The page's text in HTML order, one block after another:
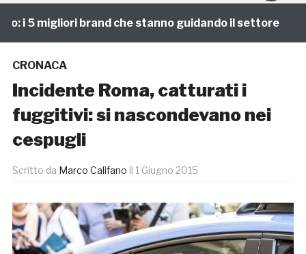
i 5 migliori brand che stanno guidando il settore
CRONACA
Incidente Roma, catturati i
fuggitivi: si nascondevano nei
cespugli
Scritto da Marco Califano il 1 Giugno 2015